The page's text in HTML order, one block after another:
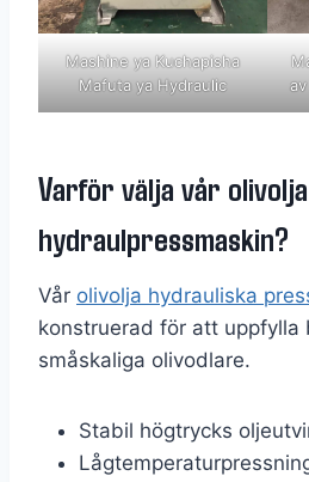
Mashine ya Kuchapisha
Mafuta ya Hydraulic
Varför välja vår olivolja
hydraulpressmaskin?
Vår olivolja hydrauliska
konstruerad för att uppfylla
småskaliga olivodlare.
Stabil högtrycks